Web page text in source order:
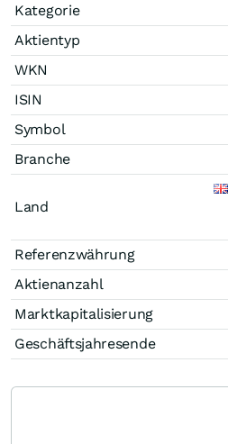
Kategorie
Aktientyp
WKN
ISIN
Symbol
Branche
Land
Referenzwährung
Aktienanzahl
Marktkapitalisierung
Geschäftsjahresende